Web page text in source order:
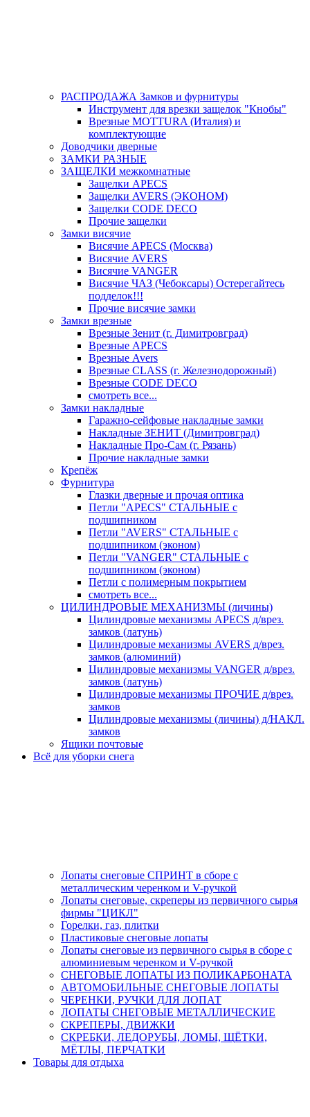
РАСПРОДАЖА Замков и фурнитуры
Инструмент для врезки защелок "Кнобы"
Врезные MOTTURA (Италия) и
комплектующие
Доводчики дверные
ЗАМКИ РАЗНЫЕ
ЗАЩЕЛКИ межкомнатные
Защелки APECS
Защелки AVERS (ЭКОНОМ)
Защелки CODE DECO
Прочие защелки
Замки висячие
Висячие APECS (Москва)
Висячие AVERS
Висячие VANGER
Висячие ЧАЗ (Чебоксары) Остерегайтесь
подделок!!!
Прочие висячие замки
Замки врезные
Врезные Зенит (г. Димитровград)
Врезные APECS
Врезные Avers
Врезные CLASS (г. Железнодорожный)
Врезные CODE DECO
смотреть все...
Замки накладные
Гаражно-сейфовые накладные замки
Накладные ЗЕНИТ (Димитровград)
Накладные Про-Сам (г. Рязань)
Прочие накладные замки
Крепёж
Фурнитура
Глазки дверные и прочая оптика
Петли "APECS" СТАЛЬНЫЕ с
подшипником
Петли "AVERS" СТАЛЬНЫЕ с
подшипником (эконом)
Петли "VANGER" СТАЛЬНЫЕ с
подшипником (эконом)
Петли с полимерным покрытием
смотреть все...
ЦИЛИНДРОВЫЕ МЕХАНИЗМЫ (личины)
Цилиндровые механизмы APECS д/врез.
замков (латунь)
Цилиндровые механизмы AVERS д/врез.
замков (алюминий)
Цилиндровые механизмы VANGER д/врез.
замков (латунь)
Цилиндровые механизмы ПРОЧИЕ д/врез.
замков
Цилиндровые механизмы (личины) д/НАКЛ.
замков
Ящики почтовые
Всё для уборки снега
Лопаты снеговые СПРИНТ в сборе с
металлическим черенком и V-ручкой
Лопаты снеговые, скреперы из первичного сырья
фирмы "ЦИКЛ"
Горелки, газ, плитки
Пластиковые снеговые лопаты
Лопаты снеговые из первичного сырья в сборе с
алюминиевым черенком и V-ручкой
СНЕГОВЫЕ ЛОПАТЫ ИЗ ПОЛИКАРБОНАТА
АВТОМОБИЛЬНЫЕ СНЕГОВЫЕ ЛОПАТЫ
ЧЕРЕНКИ, РУЧКИ ДЛЯ ЛОПАТ
ЛОПАТЫ СНЕГОВЫЕ МЕТАЛЛИЧЕСКИЕ
СКРЕПЕРЫ, ДВИЖКИ
СКРЕБКИ, ЛЕДОРУБЫ, ЛОМЫ, ЩЁТКИ,
МЁТЛЫ, ПЕРЧАТКИ
Товары для отдыха